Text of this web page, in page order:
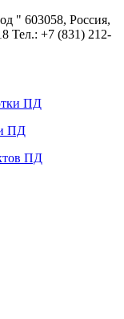
" 603058, Россия,
Тел.: +7 (831) 212-
ПД
ПД
ПД